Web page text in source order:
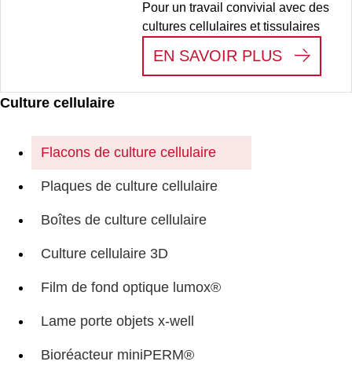
Culture cellulaire
Flacons de culture cellulaire
Plaques de culture cellulaire
Boîtes de culture cellulaire
Culture cellulaire 3D
Film de fond optique lumox®
Lame porte objets x-well
Bioréacteur miniPERM®
Pour un travail convivial avec des
cultures cellulaires et tissulaires
EN SAVOIR PLUS: